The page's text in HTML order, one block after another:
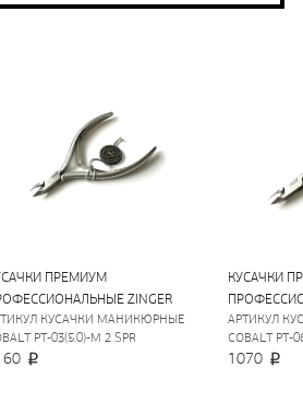
ПРЕМИУМ
ZINGER
КУСАЧКИ МАНИКЮРНЫЕ
PT-03(5.0)-M 2 SPR
КУСАЧКИ
АРТИКУЛ
COBALT PT-
1070